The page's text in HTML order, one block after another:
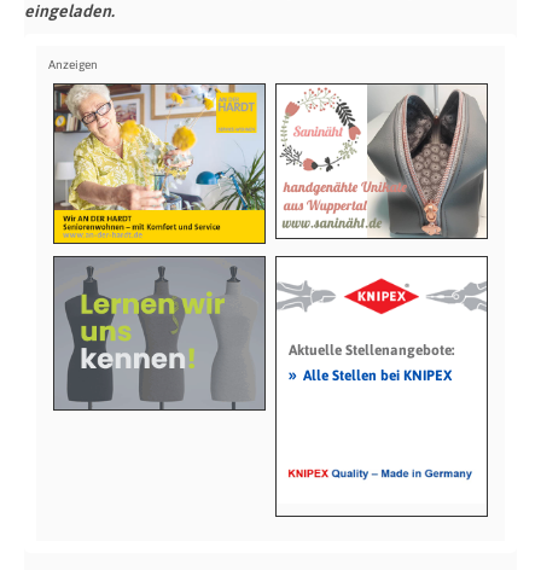
eingeladen.
Aktuelle Stellenangebote:
» Alle Stellen bei KNIPEX